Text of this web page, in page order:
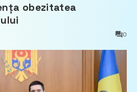
obezitatea
0